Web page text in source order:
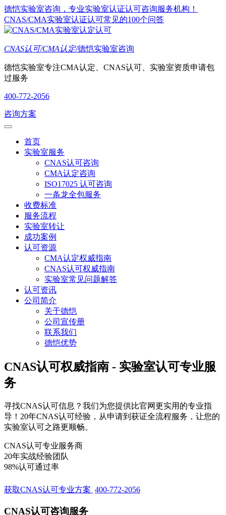
德恺实验室咨询，专业实验室认证认可咨询服务机构！
CNAS/CMA实验室认证认可常见的100个问答
CNAS认可/CMA认定/德恺实验室咨询
德恺实验室专注CMA认定、CNAS认可、实验室资质申请包
过服务
400-772-2056
咨询方案
首页
实验室服务
CNAS认可咨询
CMA认定咨询
ISO17025 认可咨询
一条龙全包服务
收费标准
服务流程
实验室转让
成功案例
认可资源
CMA认定权威指南
CNAS认可权威指南
实验室常见问题解答
认可资讯
公司简介
关于德恺
公司宣传册
联系我们
德恺优势
CNAS认可权威指南 - 实验室认可专业服
务
寻找CNAS认可信息？我们为您提供比官网更实用的专业指
导！20年CNAS认可经验，从申请到获证全流程服务，让您的
实验室认可之路更顺畅。
CNAS认可专业服务商
20年实战经验团队
98%认可通过率
获取CNAS认可专业方案 400-772-2056
CNAS认可咨询服务